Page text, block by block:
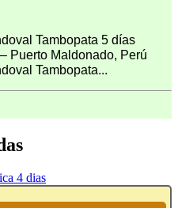
Tambopata 5 días
Puerto Maldonado, Perú
Tambopata...
4 dias